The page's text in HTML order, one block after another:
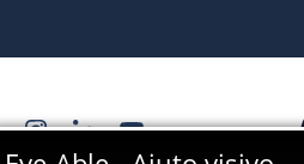
FacebookInstagram
LinkedinYouTube Cerca